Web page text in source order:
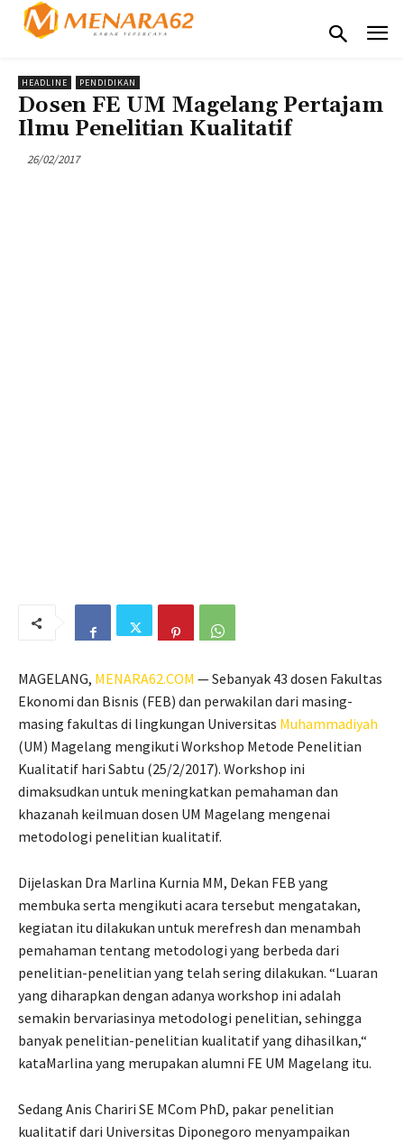
HEADLINE PENDIDIKAN
Dosen FE UM Magelang Pertajam
Ilmu Penelitian Kualitatif
26/02/2017
MAGELANG, MENARA62.COM — Sebanyak 43 dosen Fakultas
Ekonomi dan Bisnis (FEB) dan perwakilan dari masing-
masing fakultas di lingkungan Universitas Muhammadiyah
(UM) Magelang mengikuti Workshop Metode Penelitian
Kualitatif hari Sabtu (25/2/2017). Workshop ini
dimaksudkan untuk meningkatkan pemahaman dan
khazanah keilmuan dosen UM Magelang mengenai
metodologi penelitian kualitatif.
Dijelaskan Dra Marlina Kurnia MM, Dekan FEB yang
membuka serta mengikuti acara tersebut mengatakan,
kegiatan itu dilakukan untuk merefresh dan menambah
pemahaman tentang metodologi yang berbeda dari
penelitian-penelitian yang telah sering dilakukan. “Luaran
yang diharapkan dengan adanya workshop ini adalah
semakin bervariasinya metodologi penelitian, sehingga
banyak penelitian-penelitian kualitatif yang dihasilkan,“
kataMarlina yang merupakan alumni FE UM Magelang itu.
Sedang Anis Chariri SE MCom PhD, pakar penelitian
kualitatif dari Universitas Diponegoro menyampaikan